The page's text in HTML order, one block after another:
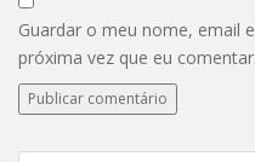
Guardar o meu nome, email
próxima vez que eu comentar.